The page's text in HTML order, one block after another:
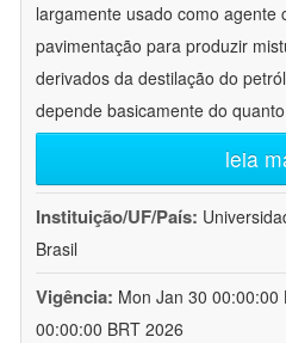
largamente usado como agente
pavimentação para produzir
derivados da destilação do
depende basicamente do
leia
Instituição/UF/País:
Brasil
Vigência: Mon Jan 30 00:00:00
00:00:00 BRT 2026